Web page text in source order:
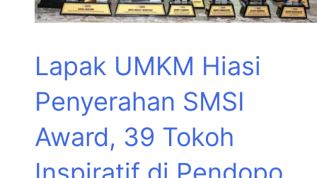
Lapak UMKM Hiasi
Penyerahan SMSI
Award, 39 Tokoh